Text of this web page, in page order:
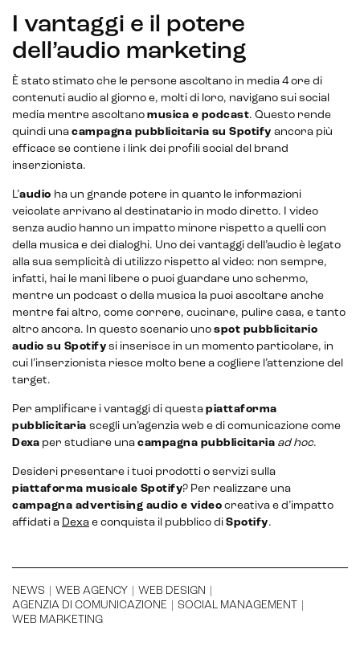
Metaverso
IoT (Internet of Things)
Analisi predittiva
Chatbot e assistenti virtuali
Realtà Aumentata
Realtà Virtuale
Metaverso
I vantaggi e il potere
dell’audio marketing
È stato stimato che le persone ascoltano in media 4 ore di
contenuti audio al giorno e, molti di loro, navigano sui social
media mentre ascoltano musica e podcast. Questo rende
quindi una campagna pubblicitaria su Spotify ancora più
efficace se contiene i link dei profili social del brand
inserzionista.
L’audio ha un grande potere in quanto le informazioni
veicolate arrivano al destinatario in modo diretto. I video
senza audio hanno un impatto minore rispetto a quelli con
della musica e dei dialoghi. Uno dei vantaggi dell’audio è legato
alla sua semplicità di utilizzo rispetto al video: non sempre,
infatti, hai le mani libere o puoi guardare uno schermo,
mentre un podcast o della musica la puoi ascoltare anche
mentre fai altro, come correre, cucinare, pulire casa, e tanto
altro ancora. In questo scenario uno spot pubblicitario
audio su Spotify si inserisce in un momento particolare, in
cui l’inserzionista riesce molto bene a cogliere l’attenzione del
target.
Per amplificare i vantaggi di questa piattaforma
pubblicitaria scegli un’agenzia web e di comunicazione come
Dexa per studiare una campagna pubblicitaria ad hoc.
Desideri presentare i tuoi prodotti o servizi sulla
piattaforma musicale Spotify? Per realizzare una
campagna advertising audio e video creativa e d’impatto
affidati a Dexa e conquista il pubblico di Spotify.
NEWS WEB AGENCY WEB DESIGN
AGENZIA DI COMUNICAZIONE
SOCIAL MANAGEMENT
WEB MARKETING